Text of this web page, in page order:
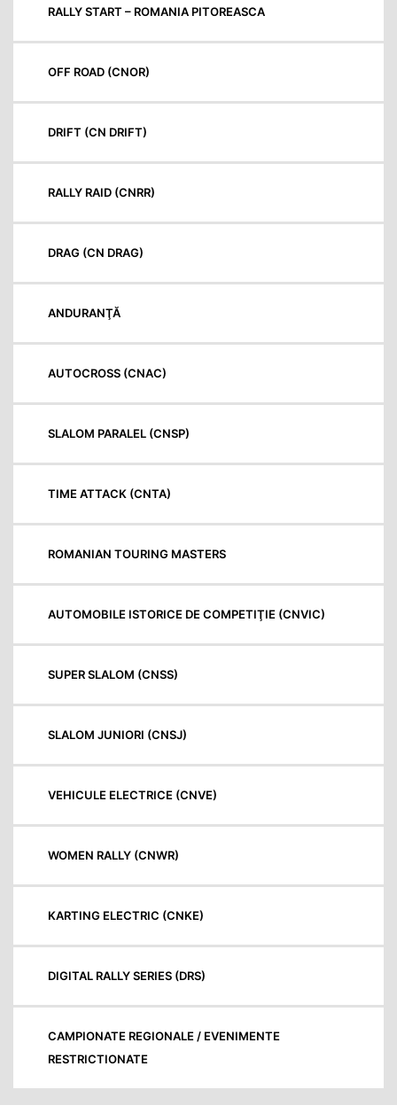
RALLY START – ROMANIA PITOREASCA
OFF ROAD (CNOR)
DRIFT (CN DRIFT)
RALLY RAID (CNRR)
DRAG (CN DRAG)
ANDURANŢĂ
AUTOCROSS (CNAC)
SLALOM PARALEL (CNSP)
TIME ATTACK (CNTA)
ROMANIAN TOURING MASTERS
AUTOMOBILE ISTORICE DE COMPETIŢIE (CNVIC)
SUPER SLALOM (CNSS)
SLALOM JUNIORI (CNSJ)
VEHICULE ELECTRICE (CNVE)
WOMEN RALLY (CNWR)
KARTING ELECTRIC (CNKE)
DIGITAL RALLY SERIES (DRS)
CAMPIONATE REGIONALE / EVENIMENTE
RESTRICTIONATE